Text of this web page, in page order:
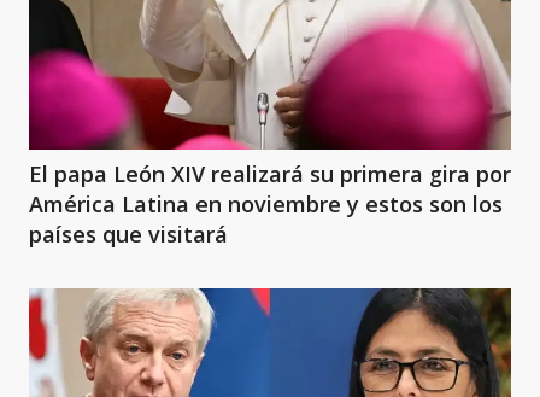
El papa León XIV realizará su primera gira por
América Latina en noviembre y estos son los
países que visitará